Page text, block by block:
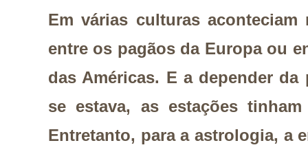
Em várias culturas aconteciam
entre os pagãos da Europa ou
das Américas. E a depender
se estava, as estações
Entretanto, para a astrologia, a